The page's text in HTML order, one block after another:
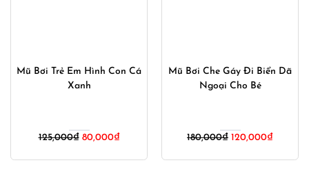
Mũ Bơi Trẻ Em Hình Con Cá
Xanh
125,000₫ Giá
80,000₫Giá
Mũ Bơi Che Gáy Đi Biển Dã
Ngoại Cho Bé
180,000₫ Giá
120,000₫Giá